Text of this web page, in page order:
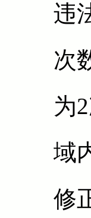
违
次
为
域
修